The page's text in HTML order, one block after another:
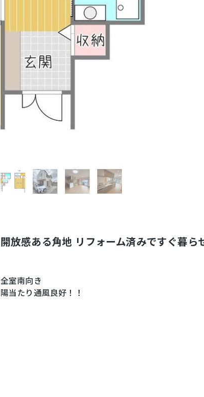
開放感ある角地 リフォーム済みですぐ暮
全室南向き
陽当たり通風良好！！